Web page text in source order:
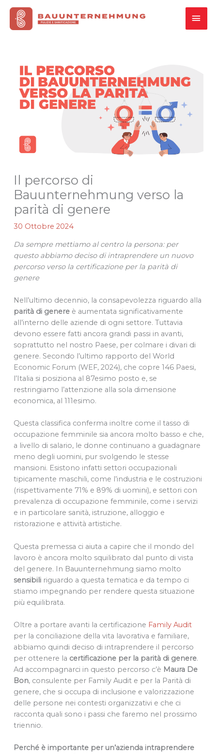
contenuto
Il percorso di
Bauunternehmung verso la
parità di genere
30 Ottobre 2024
Da sempre mettiamo al centro la persona: per
questo abbiamo deciso di intraprendere un nuovo
percorso verso la certificazione per la parità di
genere
Nell’ultimo decennio, la consapevolezza riguardo alla
parità di genereè aumentata significativamente
all’interno delle aziende di ogni settore. Tuttavia
devono essere fatti ancora grandi passi in avanti,
soprattutto nel nostro Paese, per colmare i divari di
genere. Secondo l’ultimo rapporto del World
Economic Forum (WEF, 2024), che copre 146 Paesi,
l’Italia si posiziona al 87esimo posto e, se
restringiamo l’attenzione alla sola dimensione
economica, al 111esimo.
Questa classifica conferma inoltre come il tasso di
occupazione femminile sia ancora molto basso e che,
a livello di salario, le donne continuano a guadagnare
meno degli uomini, pur svolgendo le stesse
mansioni. Esistono infatti settori occupazionali
tipicamente maschili, come l’industria e le costruzioni
(rispettivamente 71% e 89% di uomini), e settori con
prevalenza di occupazione femminile, come i servizi
e in particolare sanità, istruzione, alloggio e
ristorazione e attività artistiche.
Questa premessa ci aiuta a capire che il mondo del
lavoro è ancora molto squilibrato dal punto di vista
del genere. In Bauunternehmung siamo molto
sensibili riguardo a questa tematica e da tempo ci
stiamo impegnando per rendere questa situazione
più equilibrata.
Oltre a portare avanti la certificazione Family Audit
per la conciliazione della vita lavorativa e familiare,
abbiamo quindi deciso di intraprendere il percorso
per ottenere la certificazione per la parità di genere.
Ad accompagnarci in questo percorso c’è Maura De
Bon, consulente per Family Audit e per la Parità di
genere, che si occupa di inclusione e valorizzazione
delle persone nei contesti organizzativi e che ci
racconta quali sono i passi che faremo nel prossimo
triennio.
Perché è importante per un’azienda intraprendere